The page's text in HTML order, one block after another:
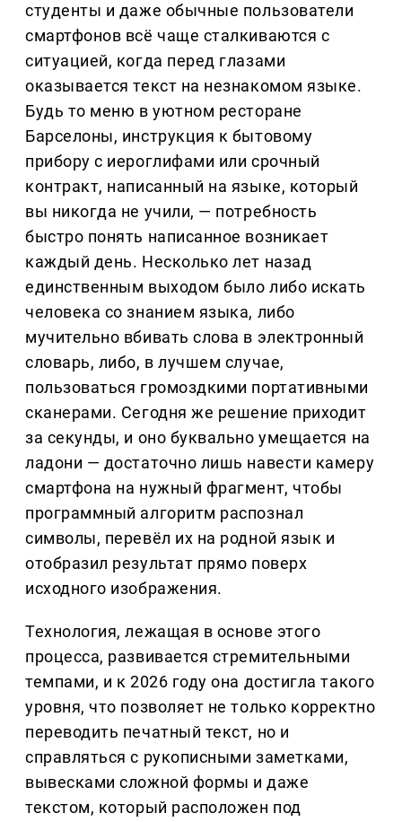
студенты и даже обычные пользователи
смартфонов всё чаще сталкиваются с
ситуацией, когда перед глазами
оказывается текст на незнакомом языке.
Будь то меню в уютном ресторане
Барселоны, инструкция к бытовому
прибору с иероглифами или срочный
контракт, написанный на языке, который
вы никогда не учили, — потребность
быстро понять написанное возникает
каждый день. Несколько лет назад
единственным выходом было либо искать
человека со знанием языка, либо
мучительно вбивать слова в электронный
словарь, либо, в лучшем случае,
пользоваться громоздкими портативными
сканерами. Сегодня же решение приходит
за секунды, и оно буквально умещается на
ладони — достаточно лишь навести камеру
смартфона на нужный фрагмент, чтобы
программный алгоритм распознал
символы, перевёл их на родной язык и
отобразил результат прямо поверх
исходного изображения.
Технология, лежащая в основе этого
процесса, развивается стремительными
темпами, и к 2026 году она достигла такого
уровня, что позволяет не только корректно
переводить печатный текст, но и
справляться с рукописными заметками,
вывесками сложной формы и даже
текстом, который расположен под